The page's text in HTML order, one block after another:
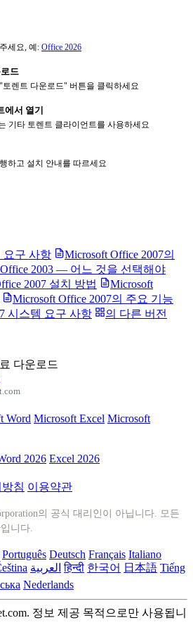
세요, 예: Office 2026
드
렌트 다운로드" 버튼을 클릭하세요
에서 열기
기타 토렌트 클라이언트를 사용하세요
하고 설치 안내를 따르세요
요구 사항
Microsoft Office 2007의
Office 2003 — 어느 것을 선택해야
2007 설치 방법
Microsoft
Microsoft Office 2007의 주요 기능
시스템 요구 사항
의 다른 버전
다운로드
Word Microsoft Excel Microsoft
2026 Excel 2026
침 이용약관
의 공식 대리인이 아닙니다. 모든
니다.
Português Deutsch Français Italiano
العربية हिन्दी 한국어 日本語 Tiếng
Nederlands
정보 제공 목적으로만 사용됩니